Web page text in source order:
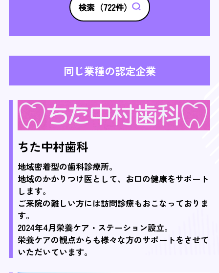
検索（722件）
同じ業種の認定企業
ちた中村歯科
地域密着型の歯科診療所。
地域のかかりつけ医として、お口の健康をサポート
します。
ご来院の難しい方には訪問診療もおこなっておりま
す。
2024年4月栄養ケア・ステーション設立。
栄養ケアの観点からも様々な方のサポートをさせて
いただいています。